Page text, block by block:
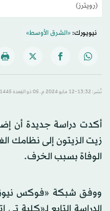
(رويترز)
نيويورك:«الشرق الأوسط»
نُشر: 13:32-12 مايو 2024 م ـ 05 ذو القِعدة 1445 هـ
أكدت دراسة جديدة أن
زيت الزيتون إلى نظامك
الوفاة بسبب الخرف.
ووفق شبكة «فوكس